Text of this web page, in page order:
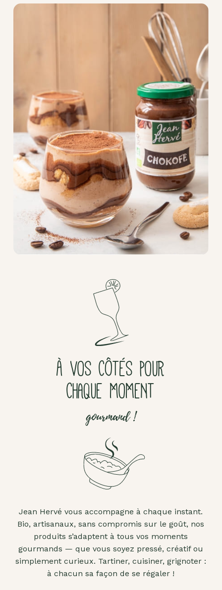
À VOS CÔTÉS POUR
CHAQUE MOMENT
gourmand !
Jean Hervé vous accompagne à chaque instant.
Bio, artisanaux, sans compromis sur le goût, nos
produits s’adaptent à tous vos moments
gourmands — que vous soyez pressé, créatif ou
simplement curieux. Tartiner, cuisiner, grignoter :
à chacun sa façon de se régaler !